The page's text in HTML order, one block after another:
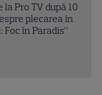
de la Adelina
vedeta o
cald. Imagini